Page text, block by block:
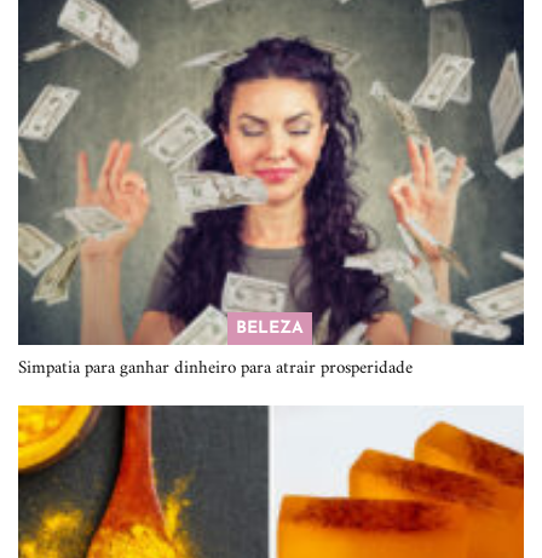
BELEZA
Simpatia para ganhar dinheiro para atrair prosperidade